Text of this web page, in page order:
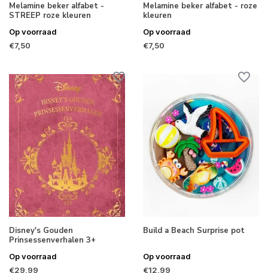
Melamine beker alfabet -
STREEP roze kleuren
Op voorraad
€7,50
Melamine beker alfabet - roze
kleuren
Op voorraad
€7,50
Disney's Gouden
Prinsessenverhalen 3+
Op voorraad
€29,99
Build a Beach Surprise pot
Op voorraad
€12,99